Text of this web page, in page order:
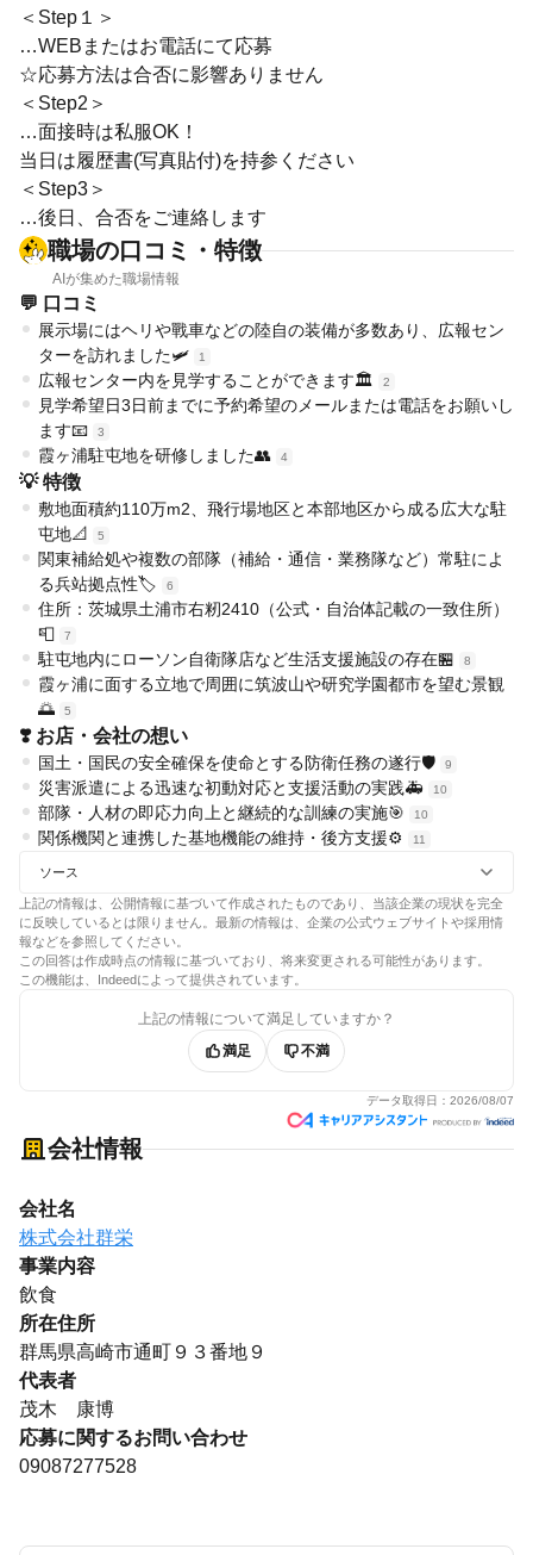
＜Step１＞
…WEBまたはお電話にて応募
☆応募方法は合否に影響ありません
＜Step2＞
…面接時は私服OK！
当日は履歴書(写真貼付)を持参ください
＜Step3＞
…後日、合否をご連絡します
職場の口コミ・特徴
AIが集めた職場情報
💬 口コミ
展示場にはヘリや戰車などの陸自の装備が多数あり、広報セン
ターを訪れました🛩️
1
広報センター内を見学することができます🏛️ 2
見学希望日3日前までに予約希望のメールまたは電話をお願いし
ます📧
3
霞ヶ浦駐屯地を研修しました👥 4
💡 特徴
敷地面積約110万m2、飛行場地区と本部地区から成る広大な駐
屯地📐
5
関東補給処や複数の部隊（補給・通信・業務隊など）常駐によ
る兵站拠点性🏷️
6
住所：茨城県土浦市右籾2410（公式・自治体記載の一致住所）
📮
7
駐屯地内にローソン自衛隊店など生活支援施設の存在🏪 8
霞ヶ浦に面する立地で周囲に筑波山や研究学園都市を望む景観
🌅
5
❣️ お店・会社の想い
国土・国民の安全確保を使命とする防衛任務の遂行🛡️ 9
災害派遣による迅速な初動対応と支援活動の実践🚑 10
部隊・人材の即応力向上と継続的な訓練の実施🎯 10
関係機関と連携した基地機能の維持・後方支援⚙️ 11
ソース
上記の情報は、公開情報に基づいて作成されたものであり、当該企業の現状を完全
に反映しているとは限りません。最新の情報は、企業の公式ウェブサイトや採用情
報などを参照してください。
この回答は作成時点の情報に基づいており、将来変更される可能性があります。
この機能は、Indeedによって提供されています。
上記の情報について満足していますか？
満足
不満
データ取得日： 2026/08/07
会社情報
会社名
株式会社群栄
事業内容
飲食
所在住所
群馬県高崎市通町９３番地９
代表者
茂木 康博
応募に関するお問い合わせ
09087277528